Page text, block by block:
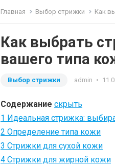
Главная Выбор стрижки Как
Как выбрать
вашего типа
Выбор стрижки admin •
Содержание скрыть
1 Идеальная стрижка:
2 Определение типа кожи
3 Стрижки для сухой кожи
4 Стрижки для жирной кожи